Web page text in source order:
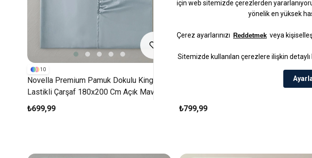
Novella Premium Pamuk Dokulu King Size
Lastikli Çarşaf 180x200 Cm Açık Mavi
₺699,99
10
Pure Pamuklu King Size Lastikli Çarşaf
₺799,99